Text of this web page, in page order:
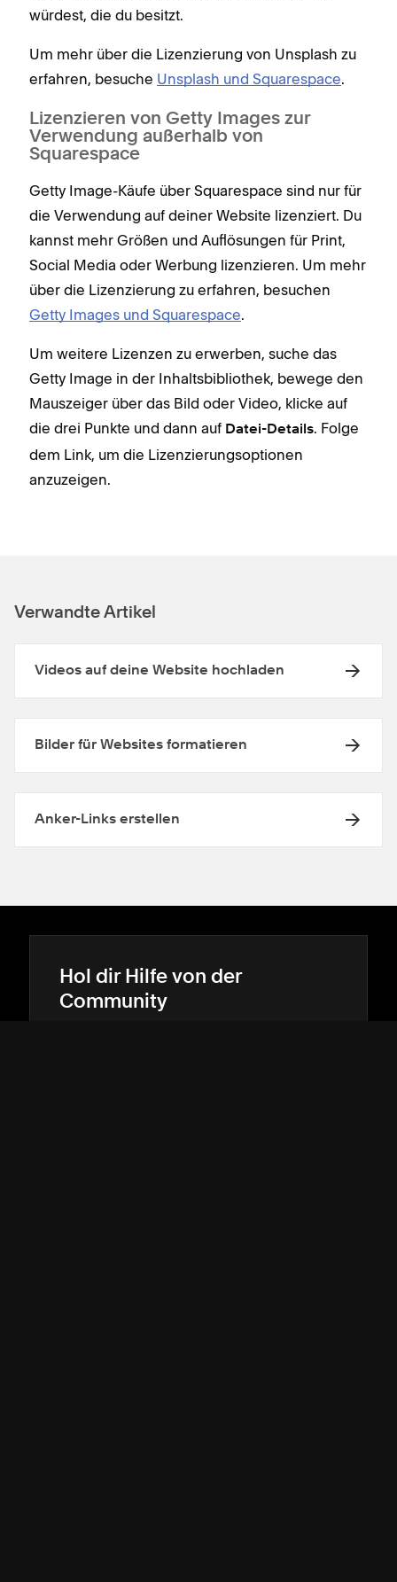
würdest, die du besitzt.
Um mehr über die Lizenzierung von Unsplash zu
erfahren, besuche Unsplash und Squarespace.
Lizenzieren von Getty Images zur
Verwendung außerhalb von
Squarespace
Getty Image-Käufe über Squarespace sind nur für
die Verwendung auf deiner Website lizenziert. Du
kannst mehr Größen und Auflösungen für Print,
Social Media oder Werbung lizenzieren. Um mehr
über die Lizenzierung zu erfahren, besuchen
Getty Images und Squarespace.
Um weitere Lizenzen zu erwerben, suche das
Getty Image in der Inhaltsbibliothek, bewege den
Mauszeiger über das Bild oder Video, klicke auf
die drei Punkte und dann auf Datei-Details. Folge
dem Link, um die Lizenzierungsoptionen
anzuzeigen.
Verwandte Artikel
Videos auf deine Website hochladen
Bilder für Websites formatieren
Anker-Links erstellen
Hol dir Hilfe von der
Community